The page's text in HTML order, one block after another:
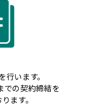
行います。
での契約締結を
ます。